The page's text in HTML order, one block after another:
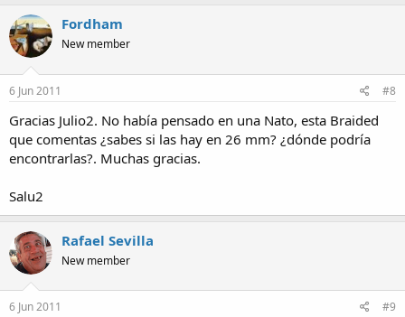
Fordham
New member
6 Jun 2011 #8
Gracias Julio2. No había pensado en una Nato, esta Braided
que comentas ¿sabes si las hay en 26 mm? ¿dónde podría
encontrarlas?. Muchas gracias.
Salu2
Rafael Sevilla
New member
6 Jun 2011 #9